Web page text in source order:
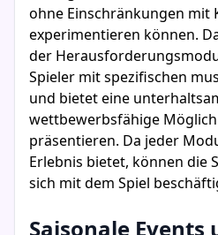
ohne Einschränkungen mit
experimentieren können.
der
Spieler mit spezifischen
und bietet eine
wettbewerbsfähige
präsentieren. Da jeder
Erlebnis bietet, können die
sich mit dem Spiel
Saisonale Events